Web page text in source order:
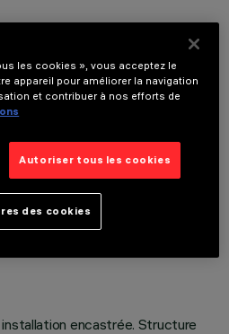
encastrée. Structure
les cookies », vous acceptez le
appareil pour améliorer la navigation
et contribuer à nos efforts de
Autoriser tous les cookies
des cookies